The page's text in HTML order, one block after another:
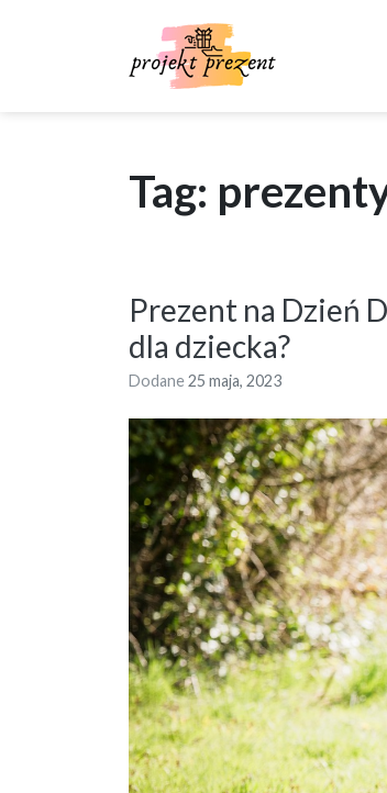
Tag:
Prezent na Dzień
dla dziecka?
Dodane25 maja, 2023